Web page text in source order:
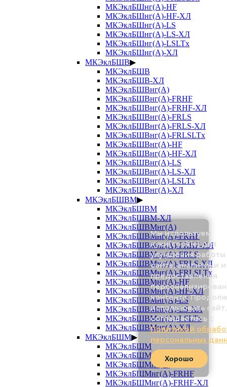
МКЭклБШнг(А)-HF
МКЭклБШнг(А)-HF-ХЛ
МКЭклБШнг(А)-LS
МКЭклБШнг(А)-LS-ХЛ
МКЭклБШнг(А)-LSLTx
МКЭклБШнг(А)-ХЛ
МКЭклБШВ▶
МКЭклБШВ
МКЭклБШВ-ХЛ
МКЭклБШВнг(А)
МКЭклБШВнг(А)-FRHF
МКЭклБШВнг(А)-FRHF-ХЛ
МКЭклБШВнг(А)-FRLS
МКЭклБШВнг(А)-FRLS-ХЛ
МКЭклБШВнг(А)-FRLSLTx
МКЭклБШВнг(А)-HF
МКЭклБШВнг(А)-HF-ХЛ
МКЭклБШВнг(А)-LS
МКЭклБШВнг(А)-LS-ХЛ
МКЭклБШВнг(А)-LSLTx
МКЭклБШВнг(А)-ХЛ
МКЭклБШВМ▶
МКЭклБШВМ
МКЭклБШВМ-ХЛ
МКЭклБШВМнг(А)
МКЭклБШВМнг(А)-FRHF
МКЭклБШВМнг(А)-FRHF-ХЛ
МКЭклБШВМнг(А)-FRLS
МКЭклБШВМнг(А)-FRLS-ХЛ
МКЭклБШВМнг(А)-FRLSLTx
МКЭклБШВМнг(А)-HF
МКЭклБШВМнг(А)-HF-ХЛ
МКЭклБШВМнг(А)-LS
МКЭклБШВМнг(А)-LS-ХЛ
МКЭклБШВМнг(А)-LSLTx
МКЭклБШВМнг(А)-ХЛ
МКЭклБШМ▶
МКЭклБШМ
МКЭклБШМ-ХЛ
МКЭклБШМнг(А)
МКЭклБШМнг(А)-FRHF
МКЭклБШМнг(А)-FRHF-ХЛ
Мы используем
куки(cookie) для
улучшения работы
сайта, аналитики и
предоставления
контента.
использовать
соглашаетесь с
Политикой
персональных
Хорошо